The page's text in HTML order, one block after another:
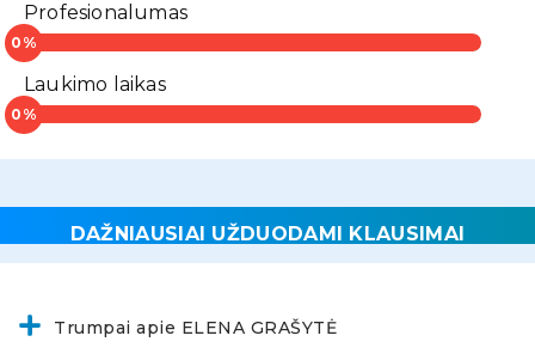
Profesionalumas
Laukimo laikas
DAŽNIAUSIAI UŽDUODAMI KLAUSIMAI
Trumpai apie ELENA GRAŠYTĖ